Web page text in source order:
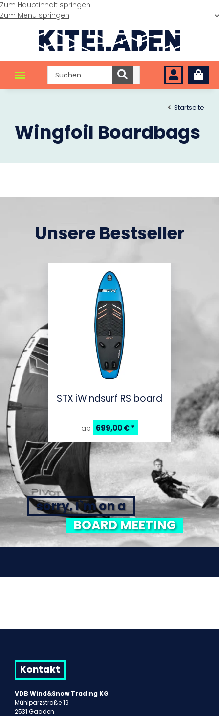
Zum Hauptinhalt springen
Zum Menü springen
Startseite
Wingfoil Boardbags
Unsere Bestseller
STX iWindsurf RS board
ab 699,00 €*
sorry, I`m on a
BOARD MEETING
Kontakt
VDB Wind&Snow Trading KG
Mühlparzstraße 19
2531 Gaaden